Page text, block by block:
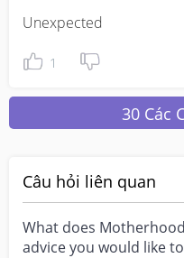
Unexpected
1
30 Các
Câu hỏi liên quan
What does
advice you would like